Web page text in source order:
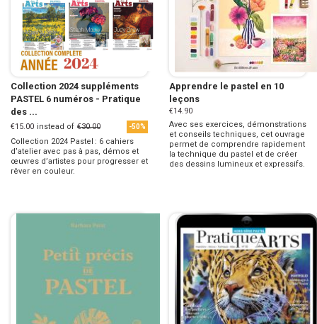
Collection 2024 suppléments
PASTEL 6 numéros - Pratique
des ...
€15.00 instead of €30.00 -50%
Collection 2024 Pastel : 6 cahiers
d’atelier avec pas à pas, démos et
œuvres d’artistes pour progresser et
rêver en couleur.
Apprendre le pastel en 10
leçons
€14.90
Avec ses exercices, démonstrations
et conseils techniques, cet ouvrage
permet de comprendre rapidement
la technique du pastel et de créer
des dessins lumineux et expressifs.